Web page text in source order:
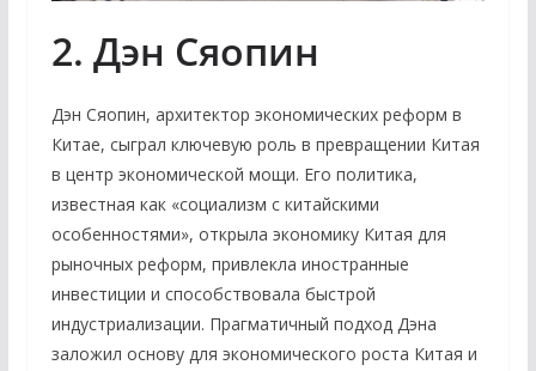
2. Дэн Сяопин
Дэн Сяопин, архитектор экономических реформ в
Китае, сыграл ключевую роль в превращении Китая
в центр экономической мощи. Его политика,
известная как «социализм с китайскими
особенностями», открыла экономику Китая для
рыночных реформ, привлекла иностранные
инвестиции и способствовала быстрой
индустриализации. Прагматичный подход Дэна
заложил основу для экономического роста Китая и